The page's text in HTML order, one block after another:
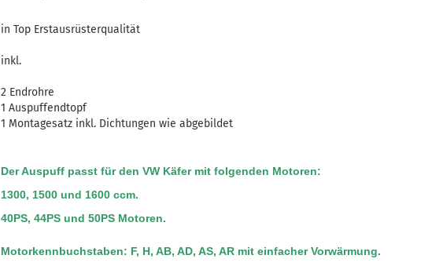
in Top Erstausrüsterqualität
inkl.
2 Endrohre
1 Auspuffendtopf
1 Montagesatz inkl. Dichtungen wie abgebildet
Der Auspuff passt für den VW Käfer mit folgenden Motoren:
1300, 1500 und 1600 ccm.
40PS, 44PS und 50PS Motoren.
Motorkennbuchstaben: F, H, AB, AD, AS, AR mit einfacher Vorwärmung.